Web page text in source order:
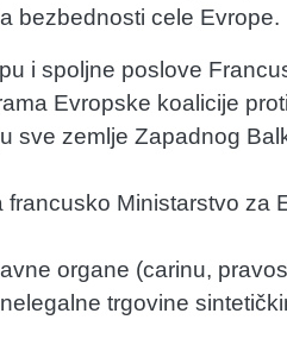
bezbednosti cele Evrope.
i spoljne poslove
Evropske koalicije
sve zemlje Zapadnog
Ministarstvo za
organe (carinu,
trgovine